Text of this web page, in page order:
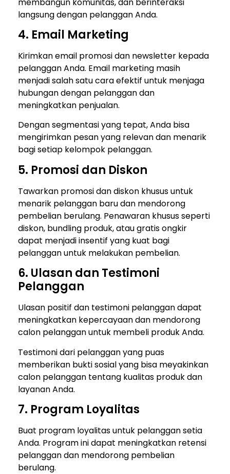
langsung dengan pelanggan Anda.
4. Email Marketing
Kirimkan email promosi dan newsletter kepada
pelanggan Anda. Email marketing masih
menjadi salah satu cara efektif untuk menjaga
hubungan dengan pelanggan dan
meningkatkan penjualan.
Dengan segmentasi yang tepat, Anda bisa
mengirimkan pesan yang relevan dan menarik
bagi setiap kelompok pelanggan.
5. Promosi dan Diskon
Tawarkan promosi dan diskon khusus untuk
menarik pelanggan baru dan mendorong
pembelian berulang. Penawaran khusus seperti
diskon, bundling produk, atau gratis ongkir
dapat menjadi insentif yang kuat bagi
pelanggan untuk melakukan pembelian.
6. Ulasan dan Testimoni
Pelanggan
Ulasan positif dan testimoni pelanggan dapat
meningkatkan kepercayaan dan mendorong
calon pelanggan untuk membeli produk Anda.
Testimoni dari pelanggan yang puas
memberikan bukti sosial yang bisa meyakinkan
calon pelanggan tentang kualitas produk dan
layanan Anda.
7. Program Loyalitas
Buat program loyalitas untuk pelanggan setia
Anda. Program ini dapat meningkatkan retensi
pelanggan dan mendorong pembelian
berulang.